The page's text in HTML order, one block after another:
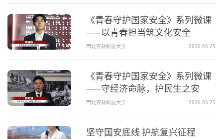
《青春守护国家安全》系列微课
——以青春担当筑文化安全
西北农林科技大学 2026-05-25
《青春守护国家安全》系列微课
——守经济命脉，护民生之安
西北农林科技大学 2026-05-25
坚守国安底线 护航复兴征程